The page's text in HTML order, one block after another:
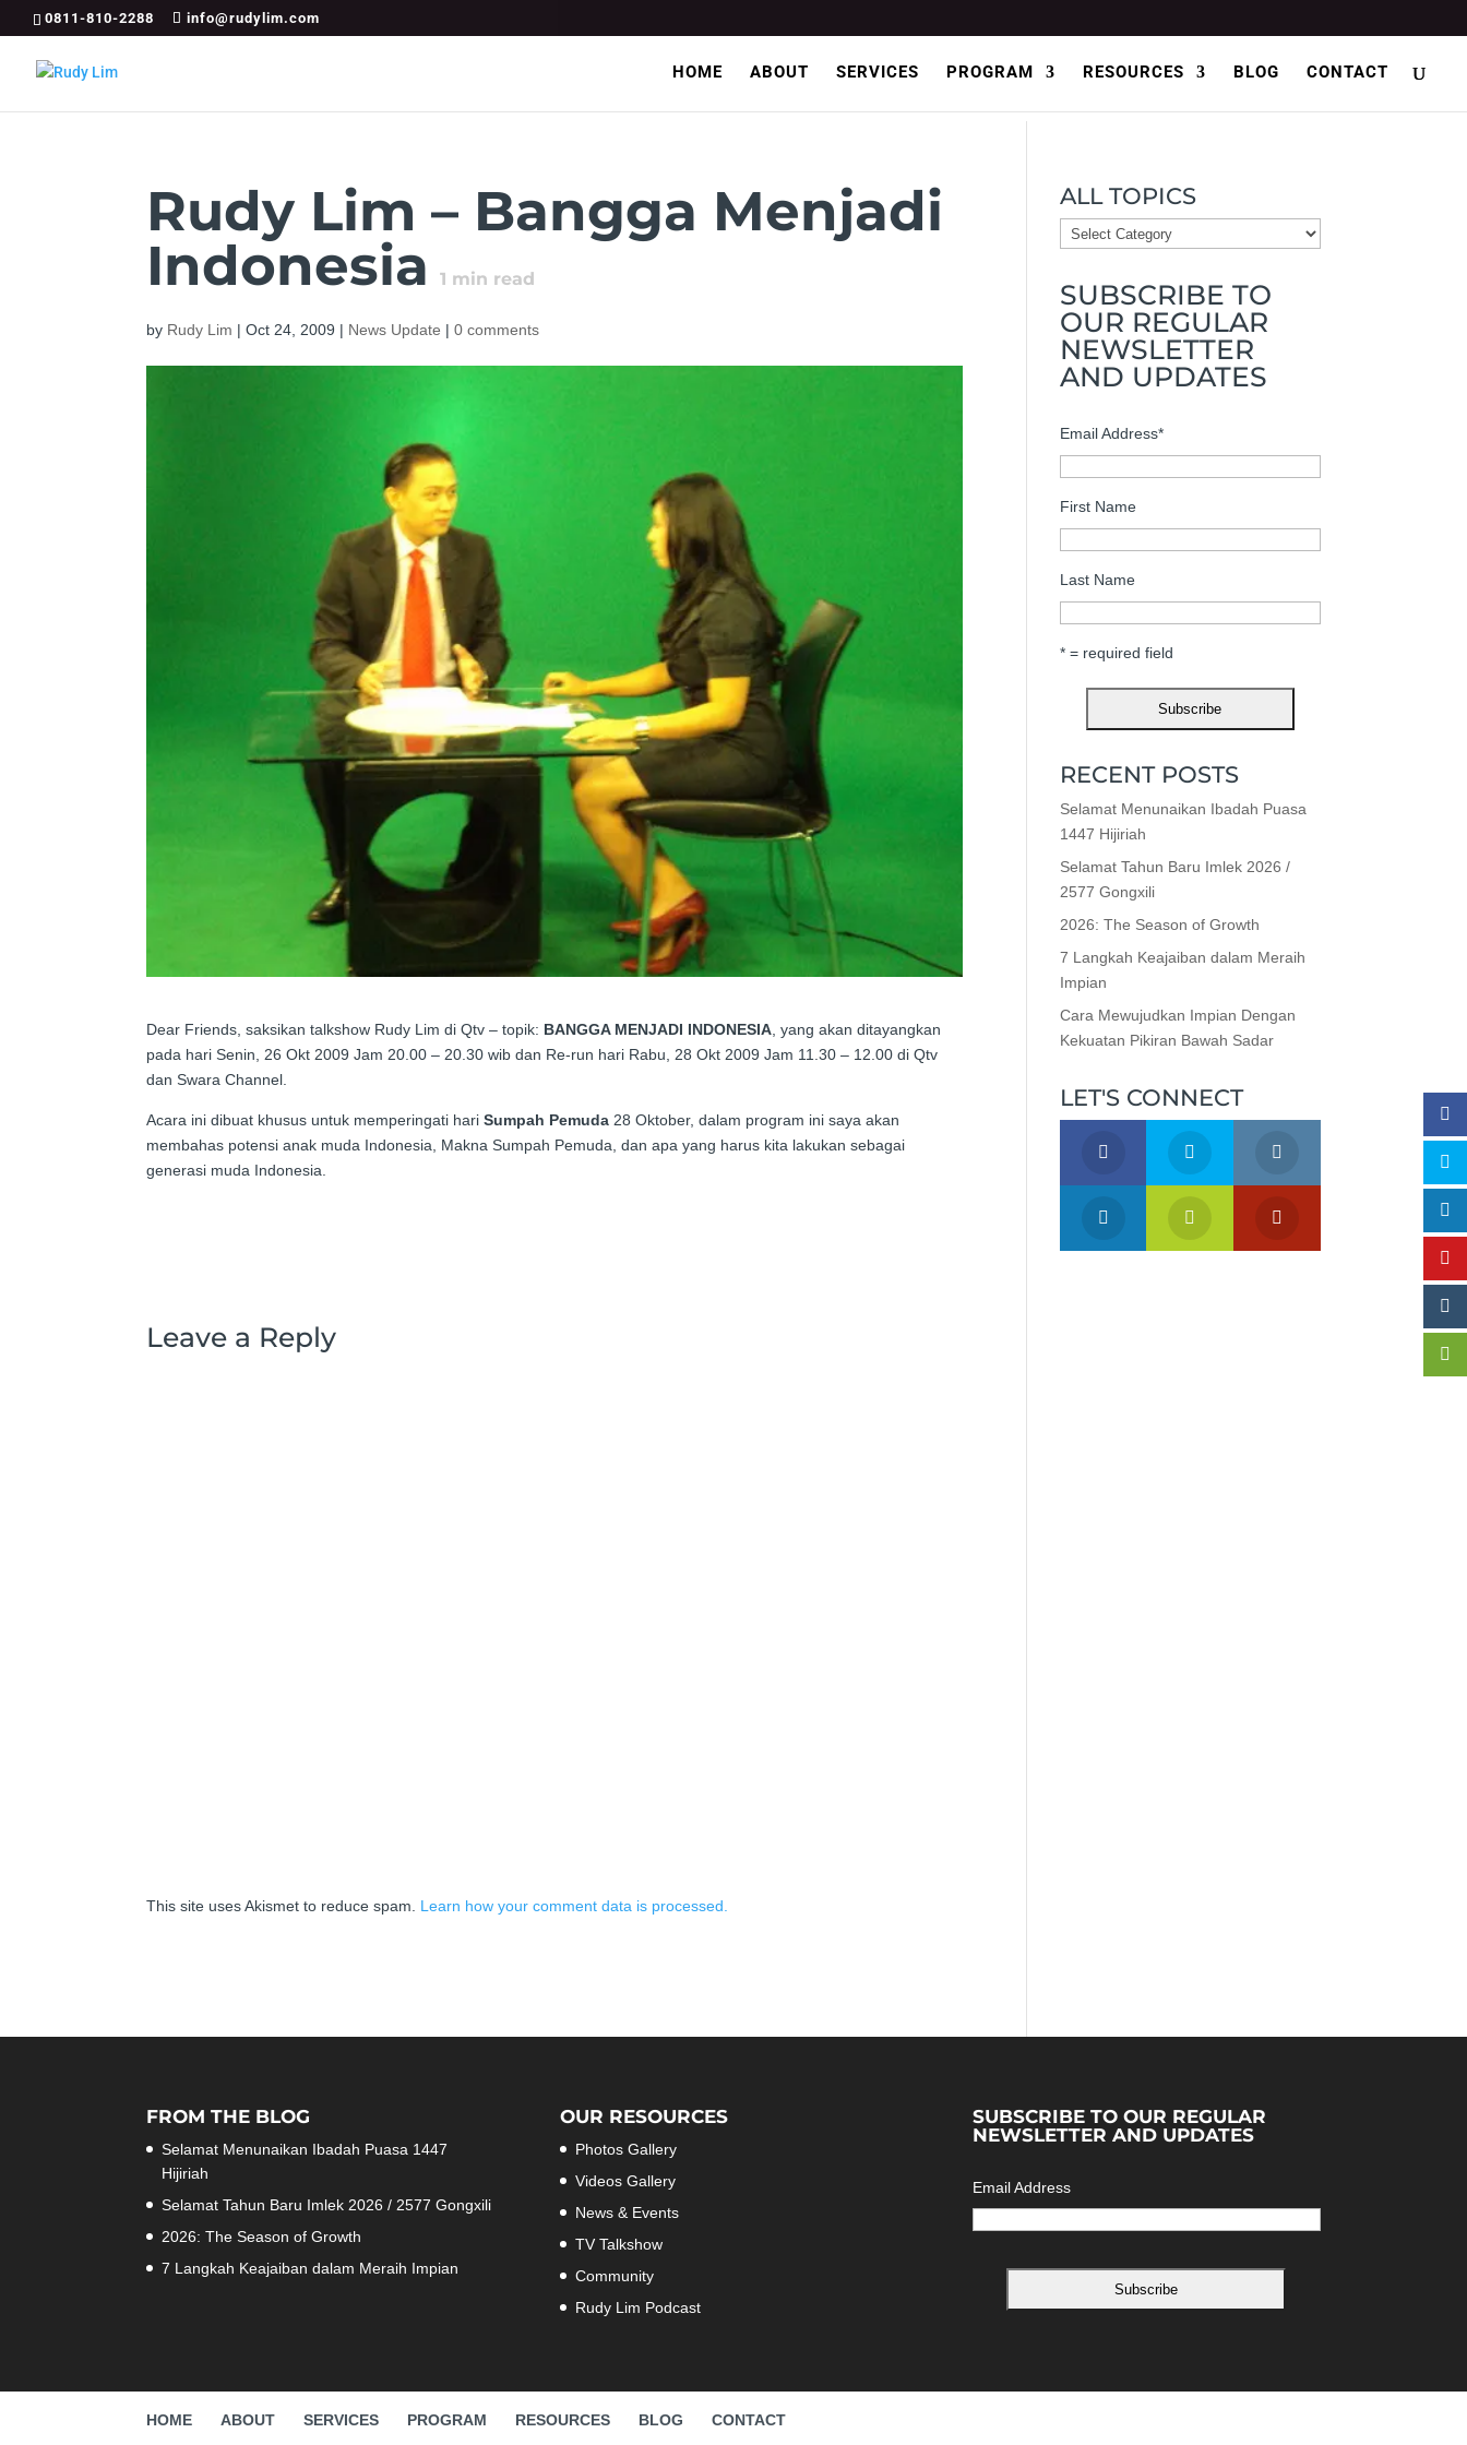
0811-810-2288 info@rudylim.com
HOME ABOUT SERVICES PROGRAM RESOURCES BLOG CONTACT
Rudy Lim – Bangga Menjadi
Indonesia
1 min read
by Rudy Lim |Oct 24, 2009 | News Update |0 comments
Dear Friends, saksikan talkshow Rudy Lim di Qtv – topik: BANGGA MENJADI INDONESIA, yang akan ditayangkan
pada hari Senin, 26 Okt 2009 Jam 20.00 – 20.30 wib dan Re-run hari Rabu, 28 Okt 2009 Jam 11.30 – 12.00 di Qtv
dan Swara Channel.
Acara ini dibuat khusus untuk memperingati hariSumpah Pemuda 28 Oktober, dalam program ini saya akan
membahas potensi anak muda Indonesia, Makna Sumpah Pemuda, dan apa yang harus kita lakukan sebagai
generasi muda Indonesia.
Leave a Reply
This site uses Akismet to reduce spam. Learn how your comment data is processed.
ALL TOPICS
ALL
TOPICS
SUBSCRIBE TO
OUR REGULAR
NEWSLETTER
AND UPDATES
Email Address*
First Name
Last Name
* = required field
RECENT POSTS
Selamat Menunaikan Ibadah Puasa
1447 Hijiriah
Selamat Tahun Baru Imlek 2026 /
2577 Gongxili
2026: The Season of Growth
7 Langkah Keajaiban dalam Meraih
Impian
Cara Mewujudkan Impian Dengan
Kekuatan Pikiran Bawah Sadar
LET'S CONNECT
FROM THE BLOG
Selamat Menunaikan Ibadah Puasa 1447
Hijiriah
Selamat Tahun Baru Imlek 2026 / 2577 Gongxili
2026: The Season of Growth
7 Langkah Keajaiban dalam Meraih Impian
OUR RESOURCES
Photos Gallery
Videos Gallery
News & Events
TV Talkshow
Community
Rudy Lim Podcast
SUBSCRIBE TO OUR REGULAR
NEWSLETTER AND UPDATES
Email Address
HOME ABOUT SERVICES PROGRAM RESOURCES BLOG CONTACT